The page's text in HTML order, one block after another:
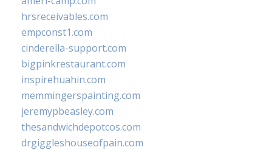
hrsreceivables.com
empconst1.com
cinderella-support.com
bigpinkrestaurant.com
inspirehuahin.com
memmingerspainting.com
jeremypbeasley.com
thesandwichdepotcos.com
drgiggleshouseofpain.com